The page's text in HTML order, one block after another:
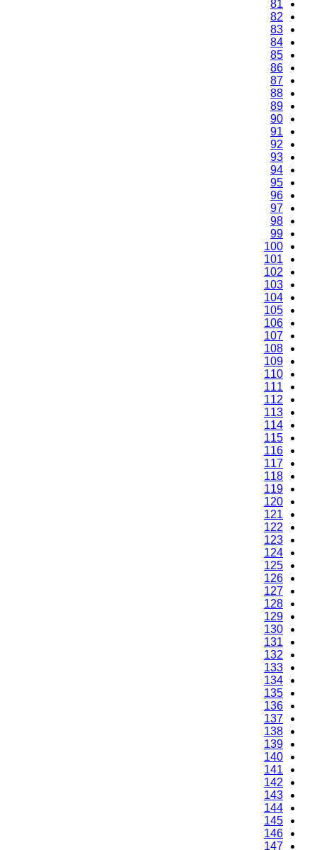
81
82
83
84
85
86
87
88
89
90
91
92
93
94
95
96
97
98
99
100
101
102
103
104
105
106
107
108
109
110
111
112
113
114
115
116
117
118
119
120
121
122
123
124
125
126
127
128
129
130
131
132
133
134
135
136
137
138
139
140
141
142
143
144
145
146
147